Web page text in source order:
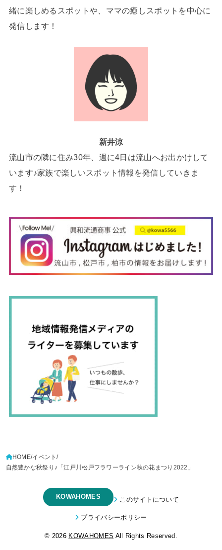
緒に楽しめるスポットや、ママの癒しスポットを中心に
発信します！
新井涼
流山市の隣に住み30年、週に4日は流山へお出かけして
います♪家族で楽しいスポット情報を発信していきま
す！
HOME イベント
自然豊かな秋祭り♪「江戸川松戸フラワーライン秋の花まつり2022」
KOWAHOMES このサイトについて
プライバシーポリシー
© 2026 KOWAHOMES All Rights Reserved.